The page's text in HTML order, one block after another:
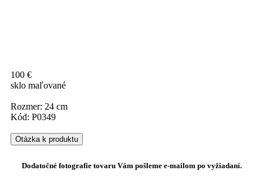
100 €
sklo maľované
Rozmer: 24 cm
Kód: P0349
Otázka k produktu
Dodatočné fotografie tovaru Vám pošleme e-mailom po vyžiadaní.